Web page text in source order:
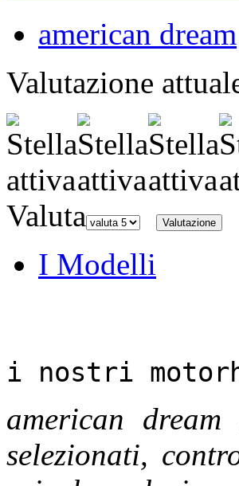
american dream
Valutazione
Valuta
I Modelli
i nostri
american
selezionati,